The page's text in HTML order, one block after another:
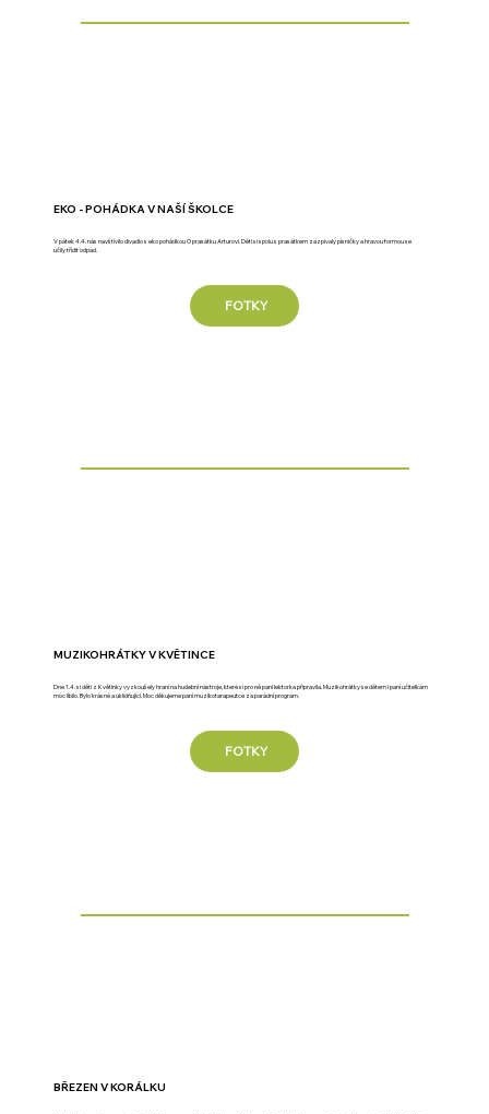
EKO - POHÁDKA V NAŠÍ ŠKOLCE
V pátek 4.4. nás navštívilo divadlo s eko pohádkou O prasátku Arturovi. Děti si spolu s prasátkem zazpívaly písničky a hravou formou se
učily třídit odpad.
FOTKY
MUZIKOHRÁTKY V KVĚTINCE
Dne 1.4. si děti z Květinky vyzkoušely hraní na hudební nástroje, které si pro ně paní lektorka připravila. Muzikohrátky se dětem i paní učitelkám
moc líbilo. Bylo krásné a uklidňující. Moc děkujeme paní muzikotarapeutce za parádní program.
FOTKY
BŘEZEN V KORÁLKU